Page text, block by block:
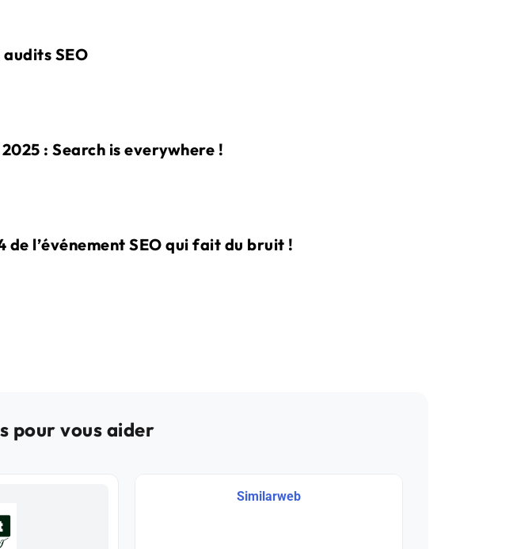
SEO
: Search is everywhere !
l’événement SEO qui fait du bruit !
pour vous aider
Similarweb